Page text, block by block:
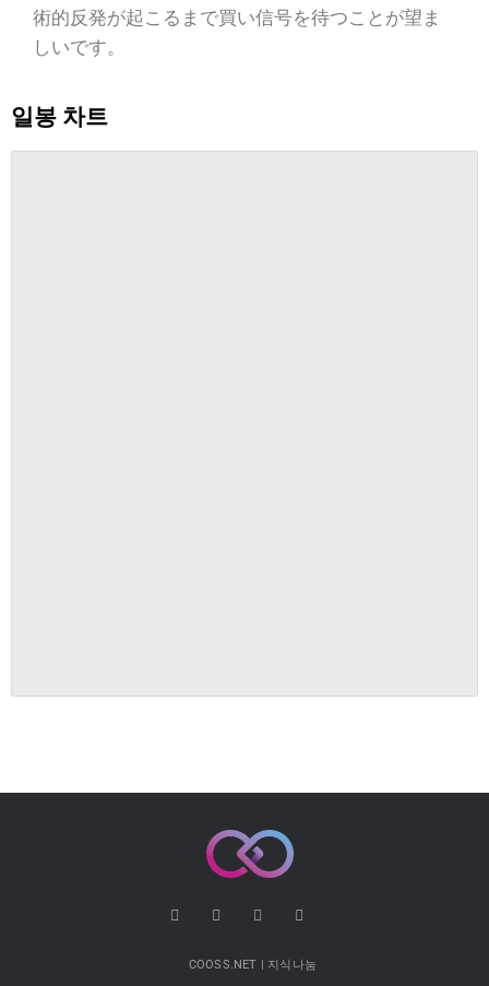
術的反発が起こるまで買い信号を待つことが望ま
しいです。
일봉 차트
COOSS.NET | 지식나눔